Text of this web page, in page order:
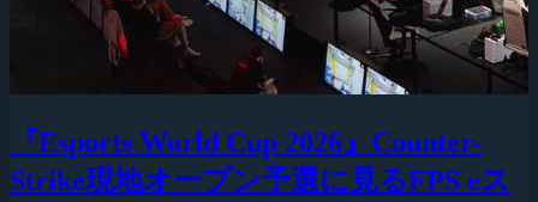
『Esports World Cup 2026』Counter-
Strike現地オープン予選に見るFPS eス